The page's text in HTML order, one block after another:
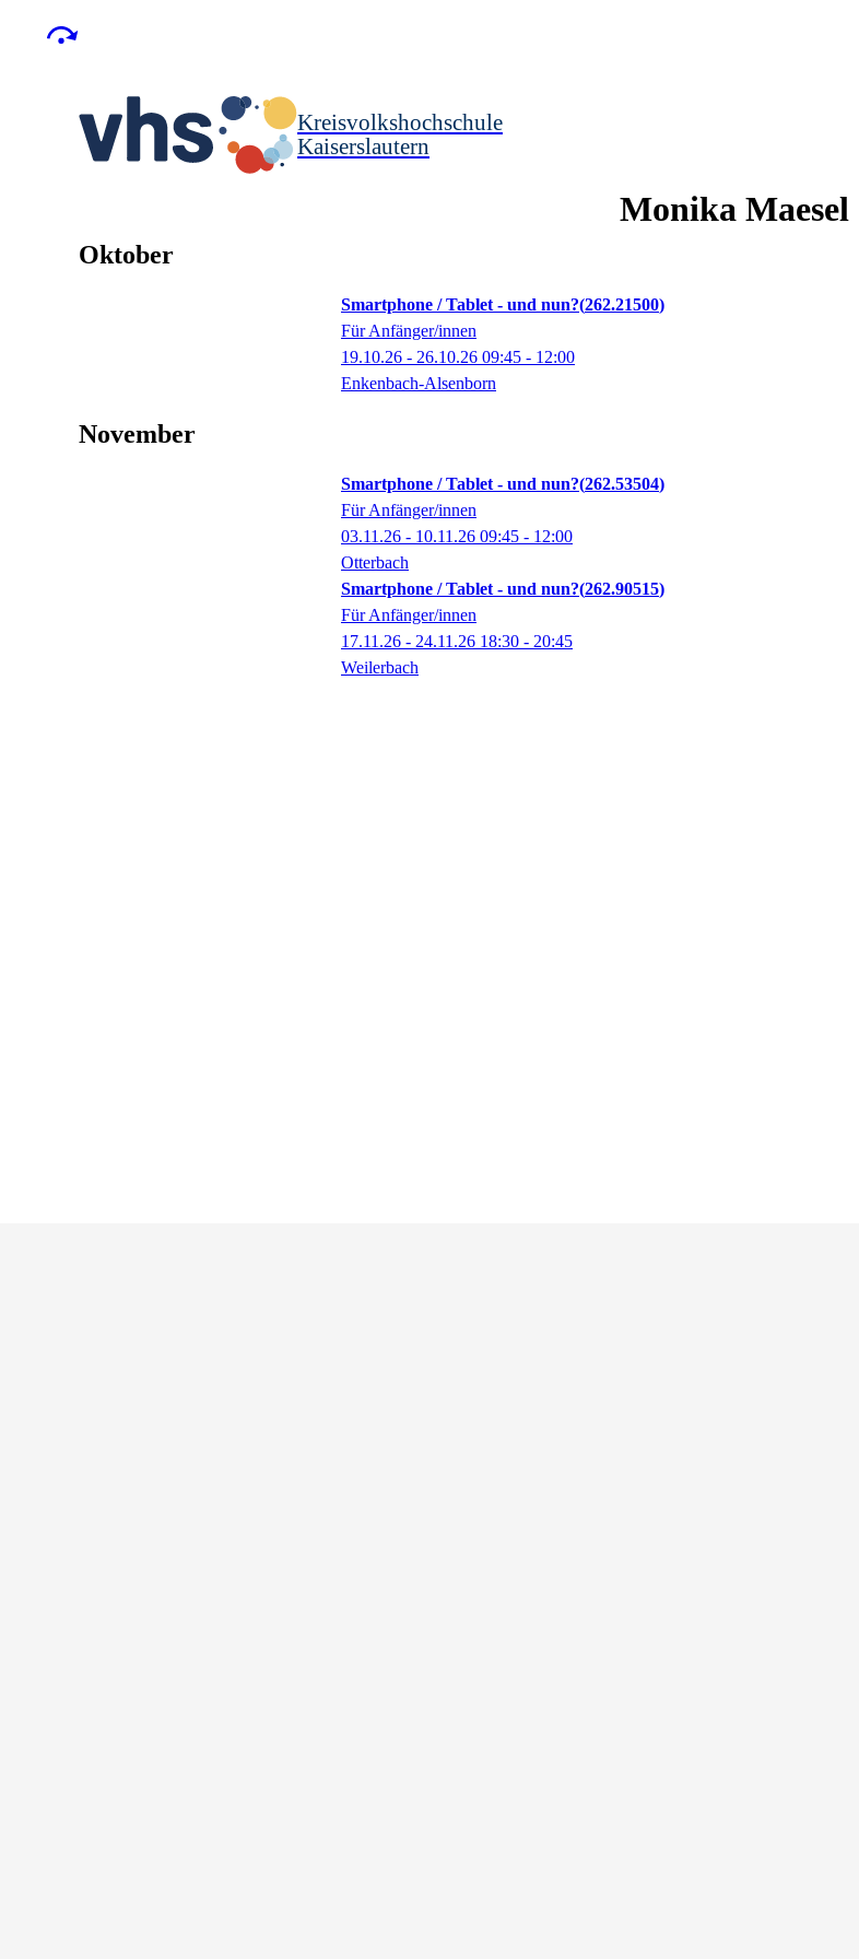
Kreisvolkshochschule
Kaiserslautern
Monika Maesel
Oktober
Smartphone / Tablet - und nun? 262.21500
Für Anfänger/innen
19.10.26 - 26.10.26 09:45 - 12:00
Enkenbach-Alsenborn
November
Smartphone / Tablet - und nun? 262.53504
Für Anfänger/innen
03.11.26 - 10.11.26 09:45 - 12:00
Otterbach
Smartphone / Tablet - und nun? 262.90515
Für Anfänger/innen
17.11.26 - 24.11.26 18:30 - 20:45
Weilerbach